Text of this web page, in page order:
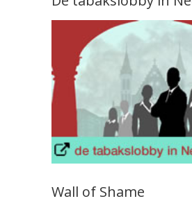
Wall of Shame